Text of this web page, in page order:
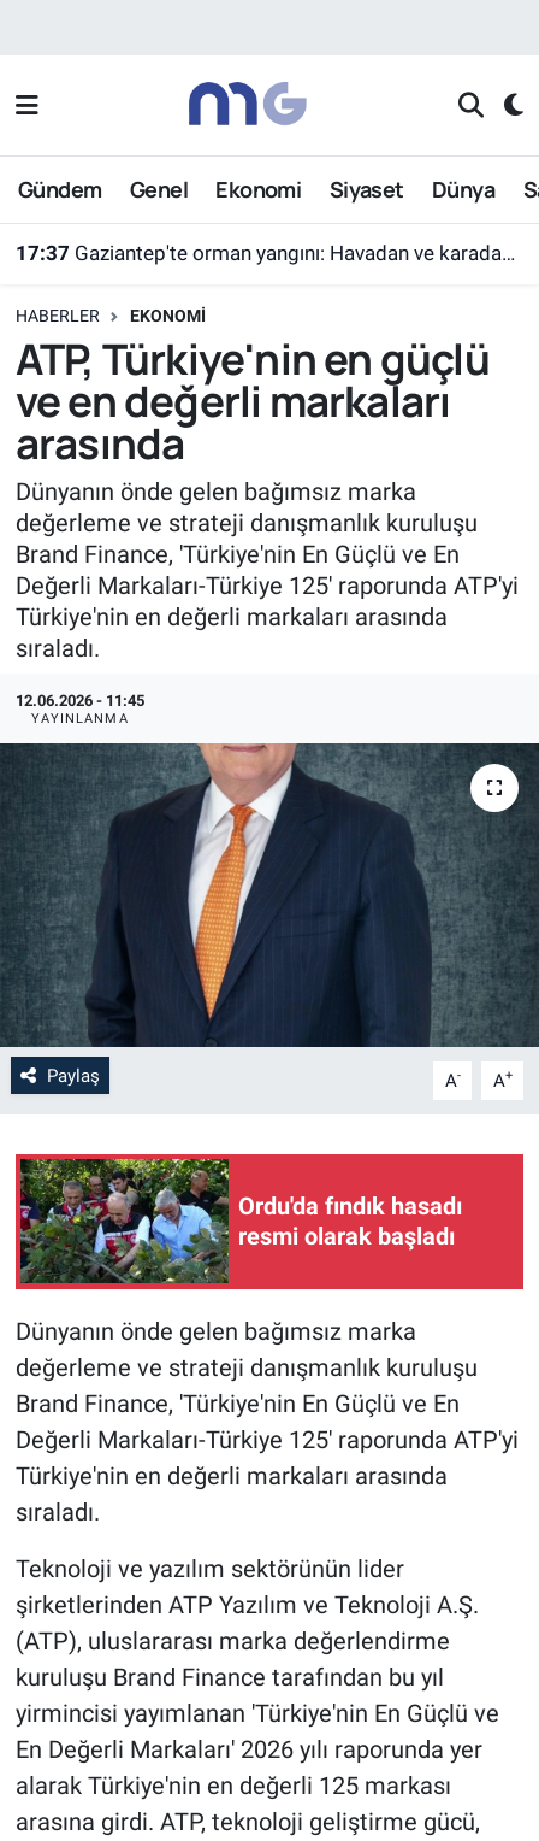
Gündem Genel Ekonomi Siyaset Dünya
17:37 Gaziantep'te orman yangını: Havadan ve karadan müdahaleyle söndürüldü
HABERLER EKONOMI
ATP, Türkiye'nin en güçlü
ve en değerli markaları
arasında
Dünyanın önde gelen bağımsız marka
değerleme ve strateji danışmanlık kuruluşu
Brand Finance, 'Türkiye'nin En Güçlü ve En
Değerli Markaları-Türkiye 125' raporunda ATP'yi
Türkiye'nin en değerli markaları arasında
sıraladı.
12.06.2026 - 11:45
YAYINLANMA
Paylaş A- A+
Ordu'da fındık hasadı
resmi olarak başladı
Dünyanın önde gelen bağımsız marka
değerleme ve strateji danışmanlık kuruluşu
Brand Finance, 'Türkiye'nin En Güçlü ve En
Değerli Markaları-Türkiye 125' raporunda ATP'yi
Türkiye'nin en değerli markaları arasında
sıraladı.
Teknoloji ve yazılım sektörünün lider
şirketlerinden ATP Yazılım ve Teknoloji A.Ş.
(ATP), uluslararası marka değerlendirme
kuruluşu Brand Finance tarafından bu yıl
yirmincisi yayımlanan 'Türkiye'nin En Güçlü ve
En Değerli Markaları' 2026 yılı raporunda yer
alarak Türkiye'nin en değerli 125 markası
arasına girdi. ATP, teknoloji geliştirme gücü,
Nöbetçi Eczaneler
Hava Durumu
Süper Lig Puan Durumu ve Fikstür
Tüm Manşetler
Son Dakika Haberleri
Haber Arşivi